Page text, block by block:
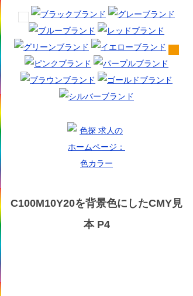
C100M10Y20を背景色にしたCMY見
本 P4